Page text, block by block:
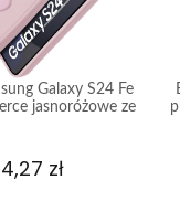
Galaxy S24 Fe
jasnoróżowe ze
zł